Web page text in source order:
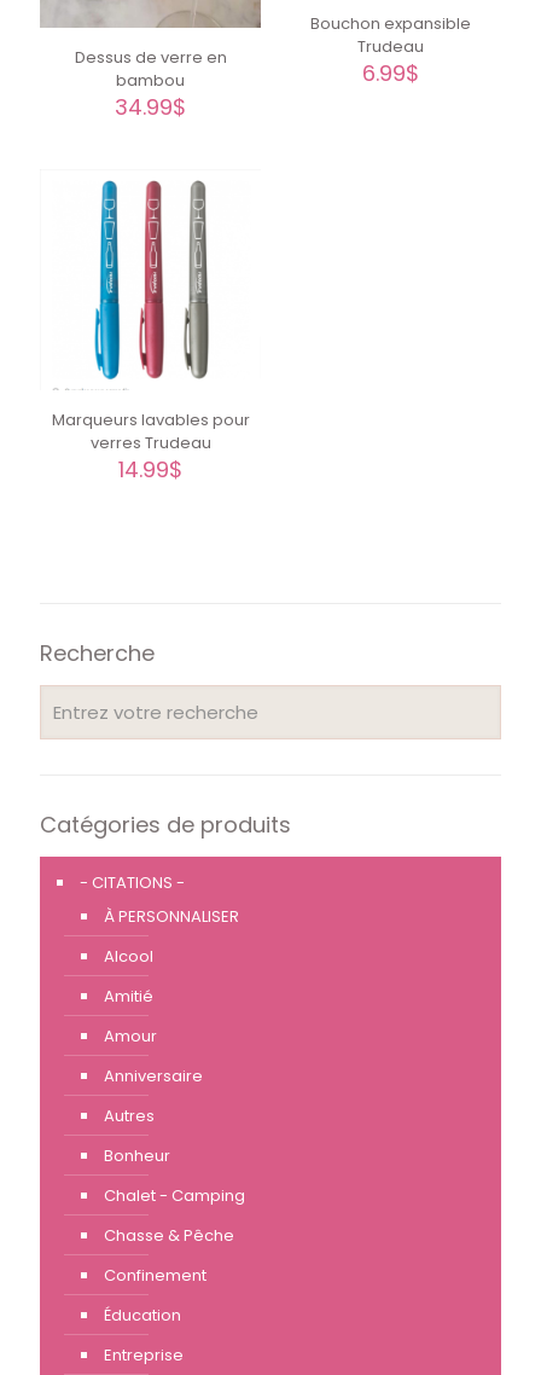
Dessus de verre en
bambou
34.99$
Bouchon expansible
Trudeau
6.99$
Marqueurs lavables pour
verres Trudeau
14.99$
Recherche
Catégories de produits
- CITATIONS -
À PERSONNALISER
Alcool
Amitié
Amour
Anniversaire
Autres
Bonheur
Chalet - Camping
Chasse & Pêche
Confinement
Éducation
Entreprise